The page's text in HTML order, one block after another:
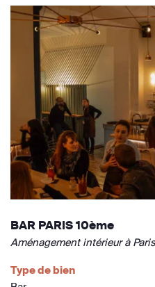
BAR PARIS 10ème
Aménagement intérieur à Paris
Type de bien